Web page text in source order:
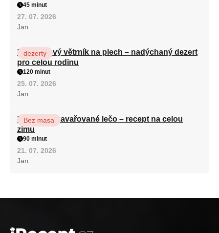
45 minut
27. 07. 2026
Jan
Karamelový větrník na plech – nadýchaný dezert
pro celou rodinu
dezerty
120 minut
25. 07. 2026
Jan
Babiččino zavařované lečo – recept na celou
zimu
Bez masa
90 minut
21. 07. 2026
Jan